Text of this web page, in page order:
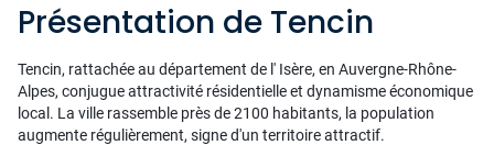
Présentation de Tencin
Tencin, rattachée au département de l' Isère, en Auvergne-Rhône-
Alpes, conjugue attractivité résidentielle et dynamisme économique
local. La ville rassemble près de 2100 habitants, la population
augmente régulièrement, signe d'un territoire attractif.